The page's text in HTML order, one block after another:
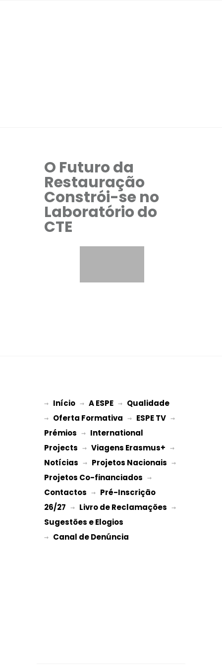
O Futuro da
Restauração
Constrói-se no
Laboratório do
CTE
→ Início → A ESPE → Qualidade
→ Oferta Formativa → ESPE TV
Prémios → International
Projects → Viagens Erasmus+
Notícias → Projetos Nacionais
Projetos Co-financiados
Contactos → Pré-Inscrição
26/27 → Livro de Reclamações
Sugestões e Elogios
→